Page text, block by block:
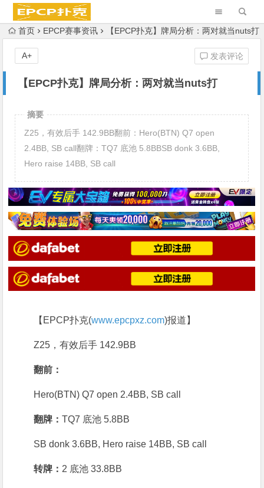
首页 EPCP赛事资讯 【EPCP扑克】牌局分析：两对就当nuts打
【EPCP扑克】牌局分析：两对就当nuts打
发表评论
A+
摘要
Z25，有效后手 142.9BB翻前：Hero(BTN) Q7 open
2.4BB, SB call翻牌：TQ7 底池 5.8BBSB donk 3.6BB,
Hero raise 14BB, SB call
【EPCP扑克(www.epcpxz.com)报道】
Z25，有效后手 142.9BB
翻前：
Hero(BTN) Q7 open 2.4BB, SB call
翻牌：TQ7 底池 5.8BB
SB donk 3.6BB, Hero raise 14BB, SB call
转牌：2 底池 33.8BB